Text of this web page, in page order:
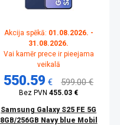
Akcija spēkā: 01.08.2026. -
31.08.2026.
Vai kamēr prece ir pieejama
veikalā
550.59 € 599.00 €
Bez PVN455.03 €
Samsung Galaxy S25 FE 5G
8GB/256GB Navy blue Mobil